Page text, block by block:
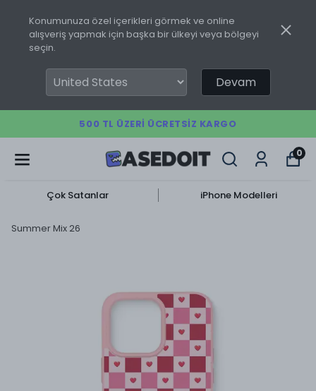
Konumunuza özel içerikleri görmek ve online
alışveriş yapmak için başka bir ülkeyi veya bölgeyi
seçin.
Devam
500 TL ÜZERI ÜCRETSIZ KARGO
0
Çok Satanlar iPhone Modelleri
Summer Mix 26